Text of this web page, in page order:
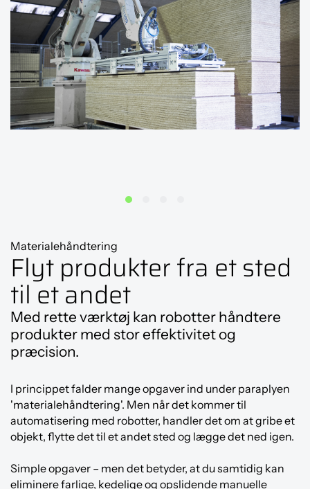
Materialehåndtering
Flyt produkter fra et sted
til et andet
Med rette værktøj kan robotter håndtere
produkter med stor effektivitet og
præcision.
I princippet falder mange opgaver ind under paraplyen
'materialehåndtering'. Men når det kommer til
automatisering med robotter, handler det om at gribe et
objekt, flytte det til et andet sted og lægge det ned igen.
Simple opgaver – men det betyder, at du samtidig kan
eliminere farlige, kedelige og opslidende manuelle